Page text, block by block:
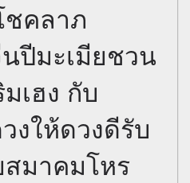
ชคลาภ
ปีมะเมียชวน
เฮง กับ
งให้ดวงดีรับ
สมาคมโหร